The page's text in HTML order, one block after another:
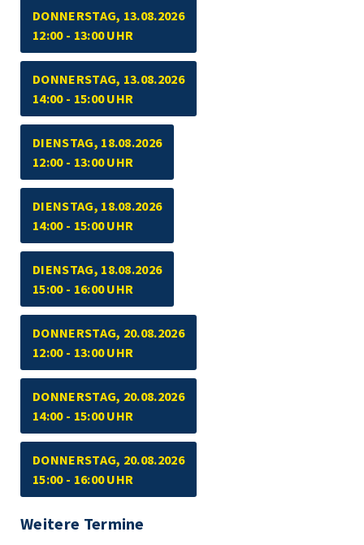
DONNERSTAG, 13.08.2026
12:00 - 13:00 UHR
DONNERSTAG, 13.08.2026
14:00 - 15:00 UHR
DIENSTAG, 18.08.2026
12:00 - 13:00 UHR
DIENSTAG, 18.08.2026
14:00 - 15:00 UHR
DIENSTAG, 18.08.2026
15:00 - 16:00 UHR
DONNERSTAG, 20.08.2026
12:00 - 13:00 UHR
DONNERSTAG, 20.08.2026
14:00 - 15:00 UHR
DONNERSTAG, 20.08.2026
15:00 - 16:00 UHR
Weitere Termine